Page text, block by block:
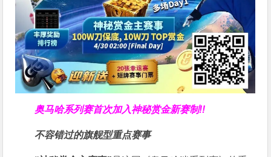
奥马哈系列赛首次加入神秘赏金新赛制!!
不容错过的旗舰型重点赛事